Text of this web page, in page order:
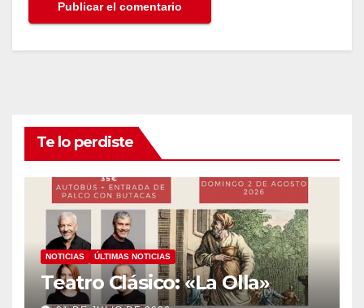
Te lo perdiste
NOTICIAS ÚLTIMAS NOTICIAS
Teatro Clásico: «La Olla»